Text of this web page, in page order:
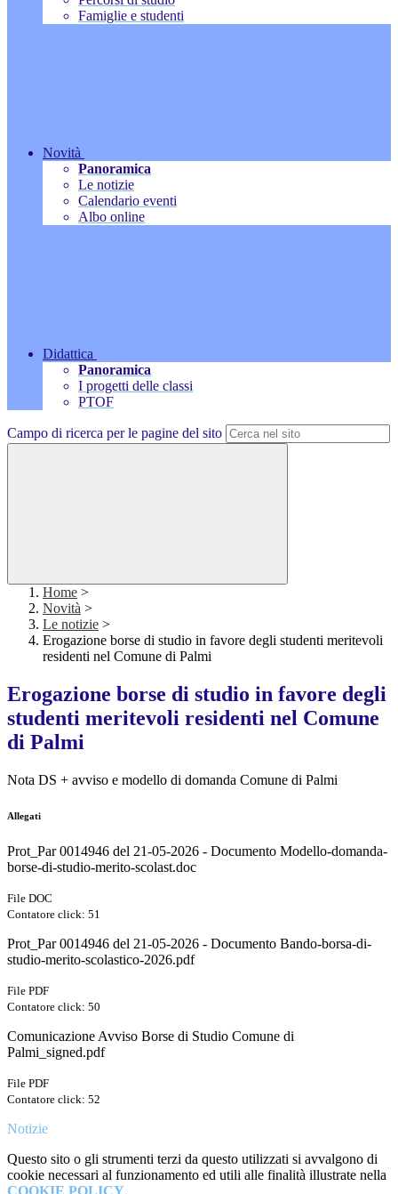
Famiglie e studenti
Novità
Panoramica
Le notizie
Calendario eventi
Albo online
Didattica
Panoramica
I progetti delle classi
PTOF
Campo di ricerca per le pagine del sito
Home >
Novità >
Le notizie >
Erogazione borse di studio in favore degli studenti meritevoli
residenti nel Comune di Palmi
Erogazione borse di studio in favore degli
studenti meritevoli residenti nel Comune
di Palmi
Nota DS + avviso e modello di domanda Comune di Palmi
Allegati
Prot_Par 0014946 del 21-05-2026 - Documento Modello-domanda-
borse-di-studio-merito-scolast.doc
File DOC
Contatore click: 51
Prot_Par 0014946 del 21-05-2026 - Documento Bando-borsa-di-
studio-merito-scolastico-2026.pdf
File PDF
Contatore click: 50
Comunicazione Avviso Borse di Studio Comune di
Palmi_signed.pdf
File PDF
Contatore click: 52
Notizie
Questo sito o gli strumenti terzi da questo utilizzati si avvalgono di
cookie necessari al funzionamento ed utili alle finalità illustrate nella
COOKIE POLICY.